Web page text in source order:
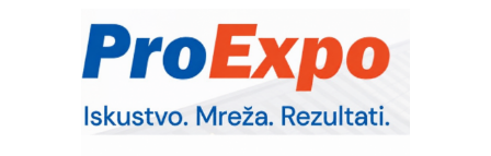
IB BLUMENAUER - više od 40 godina
poverenja u industriji
RMQ-TITAN ADVANCED INDICATOR
– Pametna signalizacija za efikasnije
upravljanje mašinama